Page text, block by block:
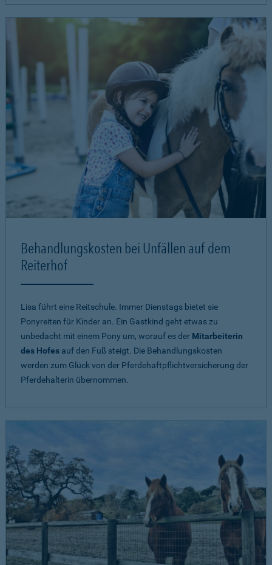
Behandlungskosten bei Unfällen auf dem
Reiterhof
Lisa führt eine Reitschule. Immer Dienstags bietet sie
Ponyreiten für Kinder an. Ein Gastkind geht etwas zu
unbedacht mit einem Pony um, worauf es der Mitarbeiterin
des Hofes auf den Fuß steigt. Die Behandlungskosten
werden zum Glück von der Pferdehaftpflichtversicherung der
Pferdehalterin übernommen.